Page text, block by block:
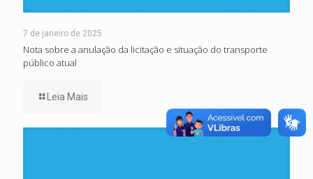
7 de janeiro de 2025
Nota sobre a anulação da licitação e situação do transporte
público atual
Leia Mais